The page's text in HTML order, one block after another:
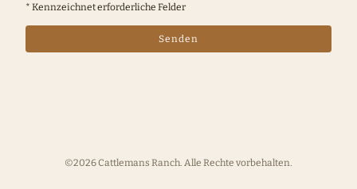
* Kennzeichnet erforderliche Felder
Senden
©2026 Cattlemans Ranch. Alle Rechte vorbehalten.